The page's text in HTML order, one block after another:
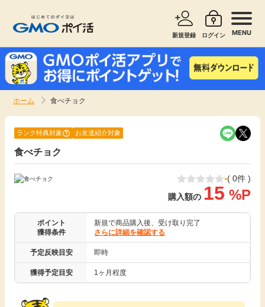
新規登録 ログイン MENU
ホーム 食べチョク
新着
高還元
即日還元
サービスで探す ショッピングで探す
無料サービス
クレジットカード
暮らし
引っ越し
ランク特典対象 お友達紹介対象
食べチョク
-( 0件 )
購入額の 15 %P
ポイント
獲得条件
新規で商品購入後、受け取り完了
さらに詳細を確認する
予定反映目安 即時
獲得予定目安 1ヶ月程度